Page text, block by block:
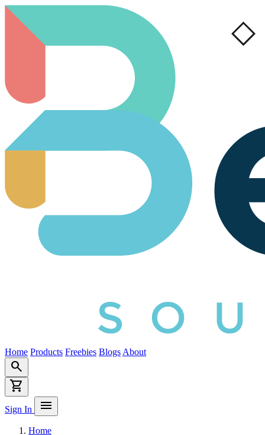
Home Products Freebies Blogs About
search
shopping_cart
Sign In menu
Home